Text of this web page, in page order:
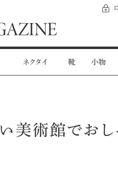
ネクタイ 靴 小物
美術館でおし